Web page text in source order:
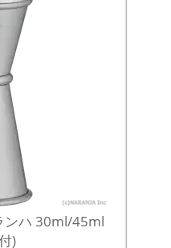
ンハ 30ml/45ml
)